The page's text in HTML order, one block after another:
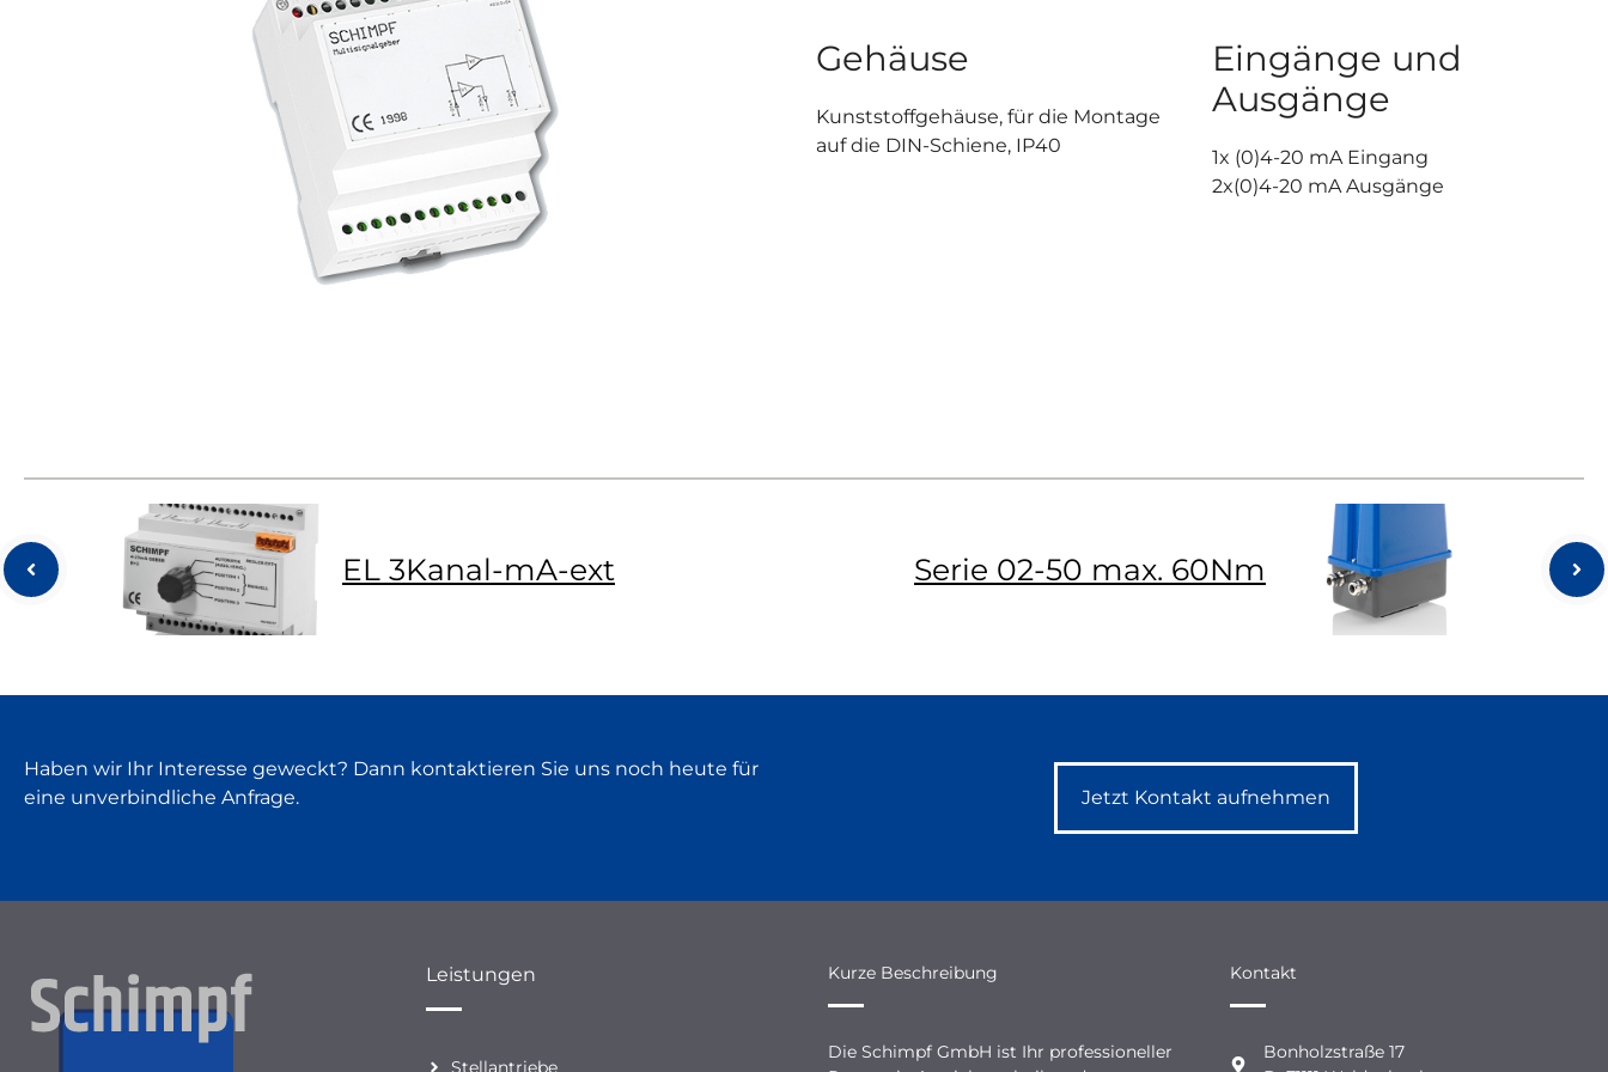
Gehäuse
Kunststoffgehäuse, für die Montage
auf die DIN-Schiene, IP40
Eingänge und
Ausgänge
1x (0)4-20 mA Eingang
2x(0)4-20 mA Ausgänge
EL 3Kanal-mA-ext Serie 02-50 max. 60Nm
Haben wir Ihr Interesse geweckt? Dann kontaktieren Sie uns noch heute für
eine unverbindliche Anfrage.
Jetzt Kontakt aufnehmen
Leistungen
Stellantriebe
Kurze Beschreibung
Die Schimpf GmbH ist Ihr professioneller
Kontakt
Bonholzstraße 17